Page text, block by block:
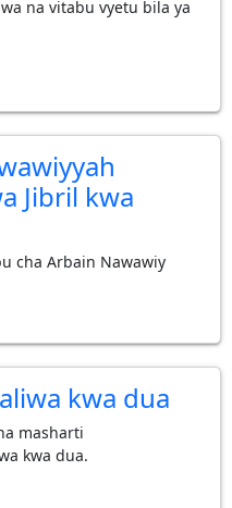
na vitabu vyetu bila ya
Jibril kwa
cha Arbain Nawawiy
kwa dua
masharti
kwa dua.